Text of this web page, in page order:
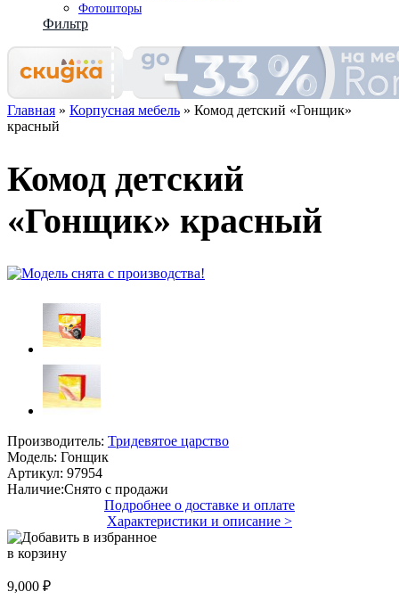
Фотошторы
Фильтр
Главная » Корпусная мебель » Комод детский «Гонщик»
красный
Комод детский
«Гонщик» красный
Производитель: Тридевятое царство
Модель: Гонщик
Артикул: 97954
Наличие:Снято с продажи
Подробнее о доставке и оплате
Характеристики и описание >
в корзину
9,000 ₽